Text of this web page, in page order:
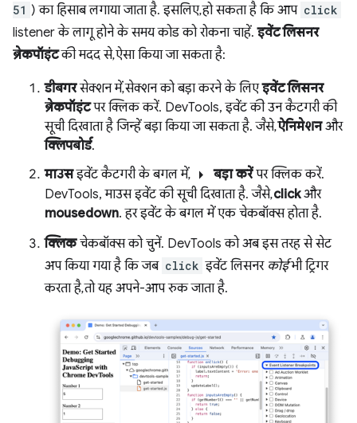
51 ) का हिसाब लगाया जाता है. इसलिए, हो सकता है कि आप click
listener के लागू होने के समय कोड को रोकना चाहें.इवेंट लिसनर
ब्रेकपॉइंटकी मदद से, ऐसा किया जा सकता है:
डीबगरसेक्शन में, सेक्शन को बड़ा करने के लिएइवेंट लिसनर
ब्रेकपॉइंटपर क्लिक करें. DevTools, इवेंट की उन कैटगरी की
सूची दिखाता है जिन्हें बड़ा किया जा सकता है. जैसे,ऐनिमेशनऔर
क्लिपबोर्ड.
माउसइवेंट कैटगरी के बगल में, arrow_right बड़ा करेंपर क्लिक करें.
DevTools, माउस इवेंट की सूची दिखाता है. जैसे,clickऔर
mousedown. हर इवेंट के बगल में एक चेकबॉक्स होता है.
क्लिकचेकबॉक्स को चुनें. DevTools को अब इस तरह से सेट
अप किया गया है कि जब click इवेंट लिसनर कोईभी ट्रिगर
करता है, तो यह अपने-आप रुक जाता है.